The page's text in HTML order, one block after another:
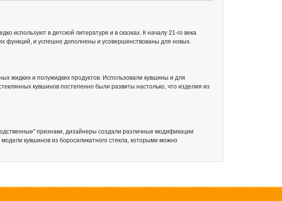
используют в детской литературе и в сказках. К началу 21-го века
функций, и успешно дополнены и усовершенствованы для новых.
жидких и полужидких продуктов. Использовали кувшины и для
кувшинов постепенно были развиты настолько, что изделия из
признаки, дизайнеры создали различные модификации
кувшинов из боросиликатного стекла, которыми можно